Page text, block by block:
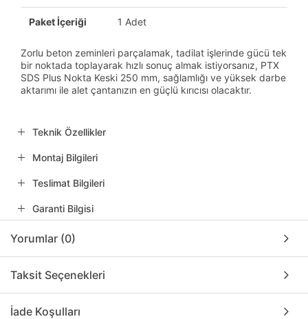
Paket İçeriği 1 Adet
Zorlu beton zeminleri parçalamak, tadilat işlerinde gücü tek
bir noktada toplayarak hızlı sonuç almak istiyorsanız, PTX
SDS Plus Nokta Keski 250 mm, sağlamlığı ve yüksek darbe
aktarımı ile alet çantanızın en güçlü kırıcısı olacaktır.
Teknik Özellikler
Montaj Bilgileri
Teslimat Bilgileri
Garanti Bilgisi
Yorumlar (0)
Taksit Seçenekleri
İade Koşulları